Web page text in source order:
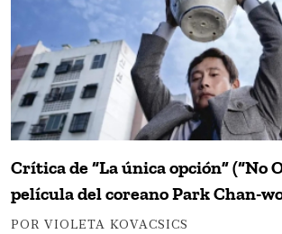
Crítica de “La única opción” (“No
película del coreano Park Chan-
POR VIOLETA KOVACSICS